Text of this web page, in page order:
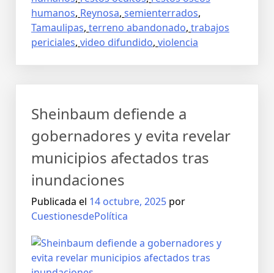
humanos, Reynosa, semienterrados,
Tamaulipas, terreno abandonado, trabajos
periciales, video difundido, violencia
Sheinbaum defiende a
gobernadores y evita revelar
municipios afectados tras
inundaciones
Publicada el 14 octubre, 2025 por
CuestionesdePolítica